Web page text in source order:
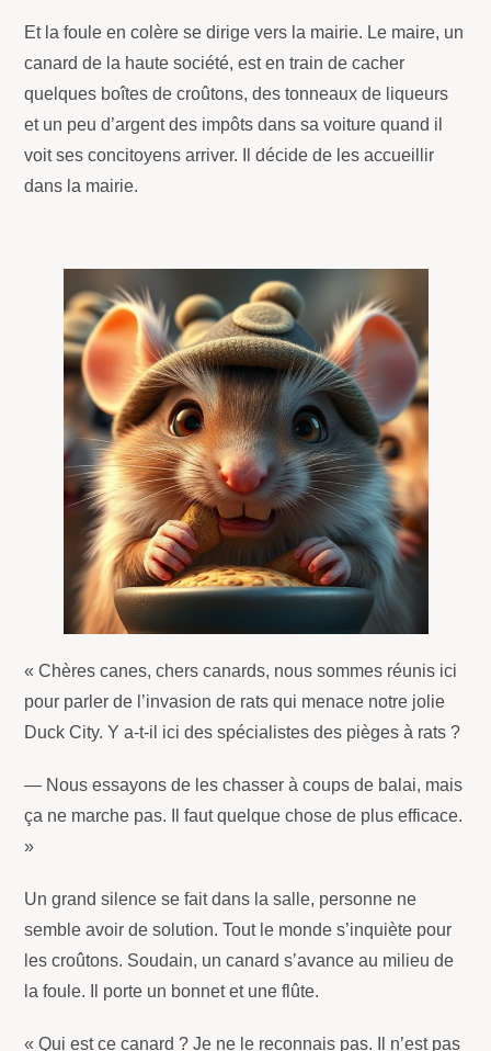
Et la foule en colère se dirige vers la mairie. Le maire, un
canard de la haute société, est en train de cacher
quelques boîtes de croûtons, des tonneaux de liqueurs
et un peu d’argent des impôts dans sa voiture quand il
voit ses concitoyens arriver. Il décide de les accueillir
dans la mairie.
« Chères canes, chers canards, nous sommes réunis ici
pour parler de l’invasion de rats qui menace notre jolie
Duck City. Y a-t-il ici des spécialistes des pièges à rats ?
— Nous essayons de les chasser à coups de balai, mais
ça ne marche pas. Il faut quelque chose de plus efficace.
»
Un grand silence se fait dans la salle, personne ne
semble avoir de solution. Tout le monde s’inquiète pour
les croûtons. Soudain, un canard s’avance au milieu de
la foule. Il porte un bonnet et une flûte.
« Qui est ce canard ? Je ne le reconnais pas. Il n’est pas